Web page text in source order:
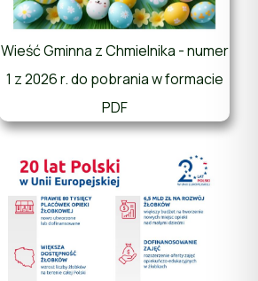
Wieść Gminna z Chmielnika - numer
1 z 2026 r. do pobrania w formacie
PDF